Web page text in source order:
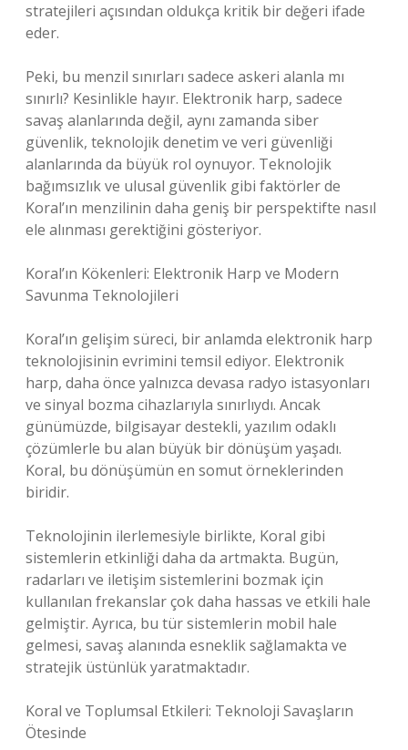
stratejileri açısından oldukça kritik bir değeri ifade
eder.
Peki, bu menzil sınırları sadece askeri alanla mı
sınırlı? Kesinlikle hayır. Elektronik harp, sadece
savaş alanlarında değil, aynı zamanda siber
güvenlik, teknolojik denetim ve veri güvenliği
alanlarında da büyük rol oynuyor. Teknolojik
bağımsızlık ve ulusal güvenlik gibi faktörler de
Koral’ın menzilinin daha geniş bir perspektifte nasıl
ele alınması gerektiğini gösteriyor.
Koral’ın Kökenleri: Elektronik Harp ve Modern
Savunma Teknolojileri
Koral’ın gelişim süreci, bir anlamda elektronik harp
teknolojisinin evrimini temsil ediyor. Elektronik
harp, daha önce yalnızca devasa radyo istasyonları
ve sinyal bozma cihazlarıyla sınırlıydı. Ancak
günümüzde, bilgisayar destekli, yazılım odaklı
çözümlerle bu alan büyük bir dönüşüm yaşadı.
Koral, bu dönüşümün en somut örneklerinden
biridir.
Teknolojinin ilerlemesiyle birlikte, Koral gibi
sistemlerin etkinliği daha da artmakta. Bugün,
radarları ve iletişim sistemlerini bozmak için
kullanılan frekanslar çok daha hassas ve etkili hale
gelmiştir. Ayrıca, bu tür sistemlerin mobil hale
gelmesi, savaş alanında esneklik sağlamakta ve
stratejik üstünlük yaratmaktadır.
Koral ve Toplumsal Etkileri: Teknoloji Savaşların
Ötesinde